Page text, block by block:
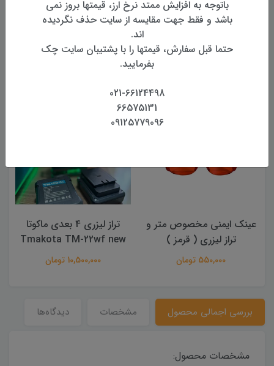
بازگشت وجه
بازگشت وجه بدون قید و شرط
عینک ایمنی مخصوص متر و
تراز لیزری ( قرمز )
550,000 تومان
تراز لیزری 4 بعدی ماکوتا
Tmakota TM-22wf new
10,500,000 تومان
بررسی اجمالی محصول مشخصات دیدگاه‌ها
مشخصات محصول:
باتوجه به افزایش ممتد نرخ ارز، قیمتها بروز نمی
باشد و فقط جهت مقایسه از سایت حذف نگردیده
اند.
حتما قبل سفارش، قیمتها را با پشتیبان سایت چک
بفرمایید.
021-66124498
66575131
09125779096